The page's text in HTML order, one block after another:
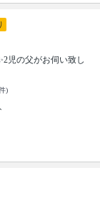
児の父がお伺い致し
)